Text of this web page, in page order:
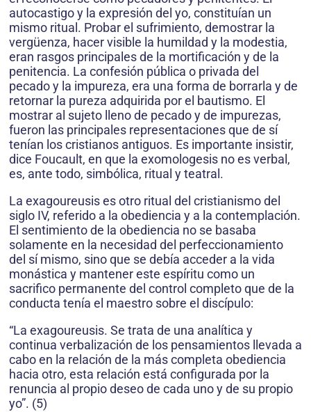
autocastigo y la expresión del yo, constituían un
mismo ritual. Probar el sufrimiento, demostrar la
vergüenza, hacer visible la humildad y la modestia,
eran rasgos principales de la mortificación y de la
penitencia. La confesión pública o privada del
pecado y la impureza, era una forma de borrarla y de
retornar la pureza adquirida por el bautismo. El
mostrar al sujeto lleno de pecado y de impurezas,
fueron las principales representaciones que de sí
tenían los cristianos antiguos. Es importante insistir,
dice Foucault, en que la exomologesis no es verbal,
es, ante todo, simbólica, ritual y teatral.
La exagoureusis es otro ritual del cristianismo del
siglo IV, referido a la obediencia y a la contemplación.
El sentimiento de la obediencia no se basaba
solamente en la necesidad del perfeccionamiento
del sí mismo, sino que se debía acceder a la vida
monástica y mantener este espíritu como un
sacrifico permanente del control completo que de la
conducta tenía el maestro sobre el discípulo:
“La exagoureusis. Se trata de una analítica y
continua verbalización de los pensamientos llevada a
cabo en la relación de la más completa obediencia
hacia otro, esta relación está configurada por la
renuncia al propio deseo de cada uno y de su propio
yo”. (5)